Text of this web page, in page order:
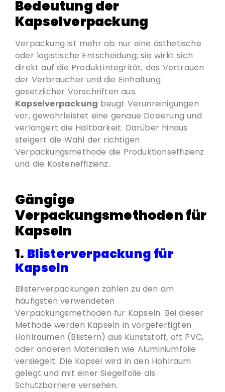
Bedeutung der
Kapselverpackung
Verpackung ist mehr als nur eine ästhetische
oder logistische Entscheidung; sie wirkt sich
direkt auf die Produktintegrität, das Vertrauen
der Verbraucher und die Einhaltung
gesetzlicher Vorschriften aus.
Kapselverpackung beugt Verunreinigungen
vor, gewährleistet eine genaue Dosierung und
verlängert die Haltbarkeit. Darüber hinaus
steigert die Wahl der richtigen
Verpackungsmethode die Produktionseffizienz
und die Kosteneffizienz.
Gängige
Verpackungsmethoden für
Kapseln
1. Blisterverpackung für
Kapseln
Blisterverpackungen zählen zu den am
häufigsten verwendeten
Verpackungsmethoden für Kapseln. Bei dieser
Methode werden Kapseln in vorgefertigten
Hohlräumen (Blistern) aus Kunststoff, oft PVC,
oder anderen Materialien wie Aluminiumfolie
versiegelt. Die Kapsel wird in den Hohlraum
gelegt und mit einer Siegelfolie als
Schutzbarriere versehen.